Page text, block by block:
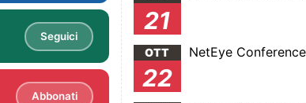
Seguici
Abbonati
21
OTT
22
NetEye